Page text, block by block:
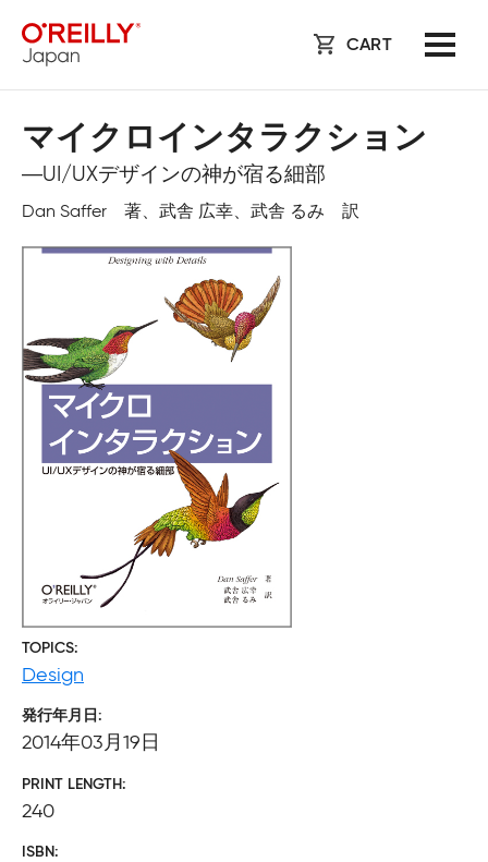
CART
マイクロインタラクション
―UI/UXデザインの神が宿る細部
Dan Saffer 著、武舎 広幸、武舎 るみ 訳
TOPICS
Design
発行年月日
2014年03月19日
PRINT LENGTH
240
ISBN